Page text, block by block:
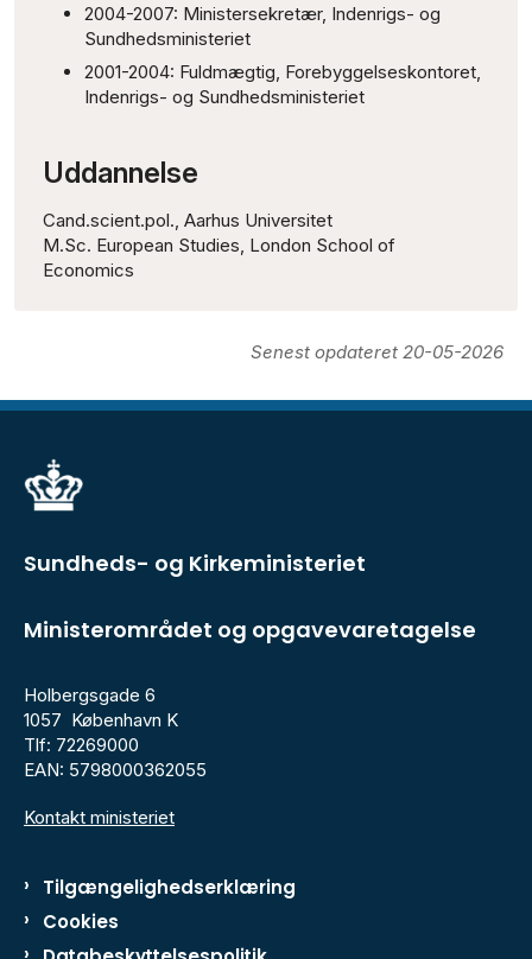
2004-2007: Ministersekretær, Indenrigs- og
Sundhedsministeriet
2001-2004: Fuldmægtig, Forebyggelseskontoret,
Indenrigs- og Sundhedsministeriet
Uddannelse
Cand.scient.pol., Aarhus Universitet
M.Sc. European Studies, London School of
Economics
Senest opdateret 20-05-2026
Sundheds- og Kirkeministeriet
Ministerområdet og opgavevaretagelse
Holbergsgade 6
1057 København K
Tlf: 72269000
EAN: 5798000362055
Kontakt ministeriet
Tilgængelighedserklæring
Cookies